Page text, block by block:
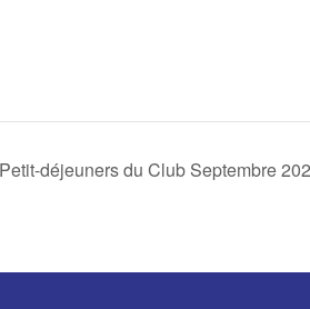
déjeuners du Club Septembre